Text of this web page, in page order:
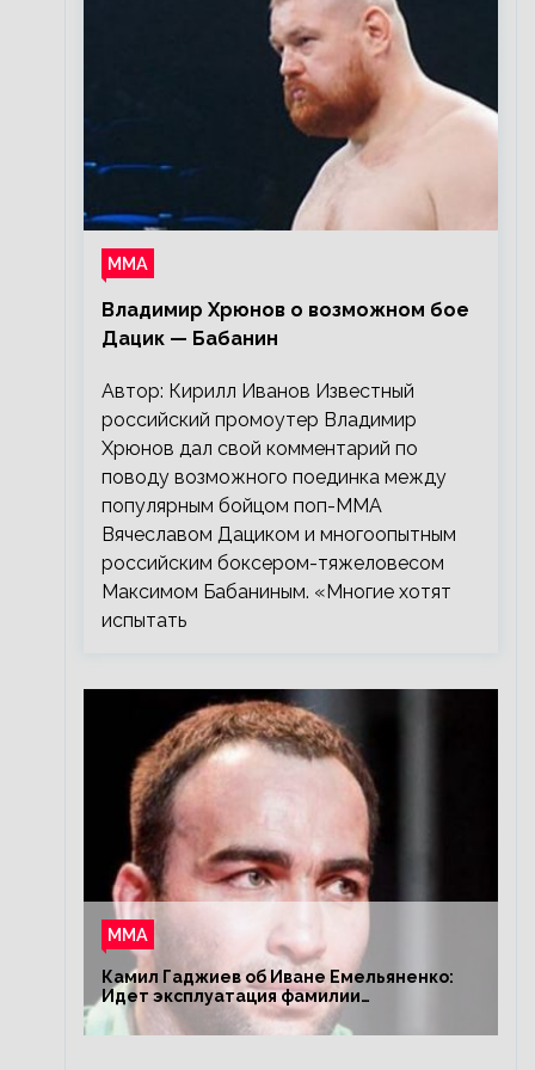
ММА
Владимир Хрюнов о возможном бое
Дацик — Бабанин
Автор: Кирилл Иванов Известный
российский промоутер Владимир
Хрюнов дал свой комментарий по
поводу возможного поединка между
популярным бойцом поп-ММА
Вячеславом Дациком и многоопытным
российским боксером-тяжеловесом
Максимом Бабаниным. «Многие хотят
испытать
ММА
Камил Гаджиев об Иване Емельяненко:
Идет эксплуатация фамилии
Емельяненко